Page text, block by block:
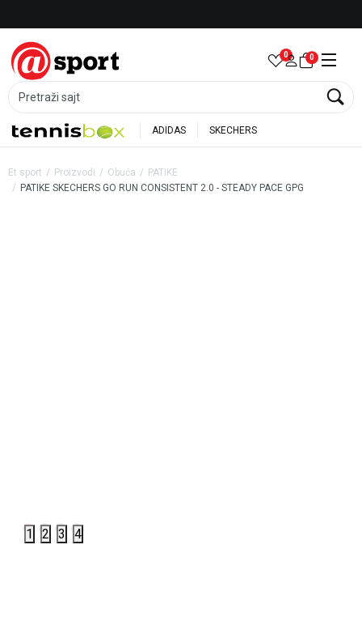
Pretraži sajt
0 0
ADIDAS SKECHERS
Et sport Proizvodi Obuća
PATIKE
PATIKE SKECHERS GO RUN CONSISTENT 2.0 - STEADY PACE GPG
1 2 3 4